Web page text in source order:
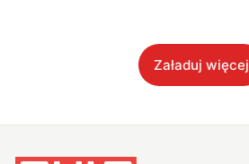
Załaduj więcej